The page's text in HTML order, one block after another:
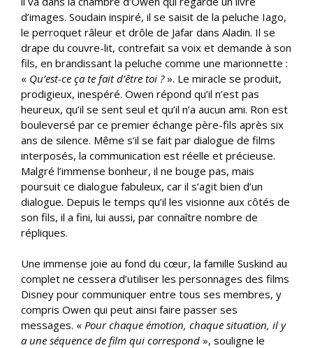
d’images. Soudain inspiré, il se saisit de la peluche Iago,
le perroquet râleur et drôle de Jafar dans Aladin. Il se
drape du couvre-lit, contrefait sa voix et demande à son
fils, en brandissant la peluche comme une marionnette :
« Qu’est-ce ça te fait d’être toi ?». Le miracle se produit,
prodigieux, inespéré. Owen répond qu’il n’est pas
heureux, qu’il se sent seul et qu’il n’a aucun ami. Ron est
bouleversé par ce premier échange père-fils après six
ans de silence. Même s’il se fait par dialogue de films
interposés, la communication est réelle et précieuse.
Malgré l’immense bonheur, il ne bouge pas, mais
poursuit ce dialogue fabuleux, car il s’agit bien d’un
dialogue. Depuis le temps qu’il les visionne aux côtés de
son fils, il a fini, lui aussi, par connaître nombre de
répliques.
Une immense joie au fond du cœur, la famille Suskind au
complet ne cessera d’utiliser les personnages des films
Disney pour communiquer entre tous ses membres, y
compris Owen qui peut ainsi faire passer ses
messages. « Pour chaque émotion, chaque situation, il y
a une séquence de film qui correspond », souligne le